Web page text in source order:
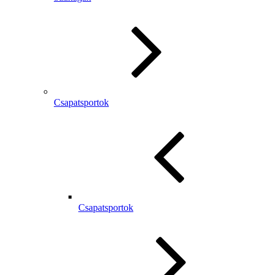
Csapatsportok
Csapatsportok